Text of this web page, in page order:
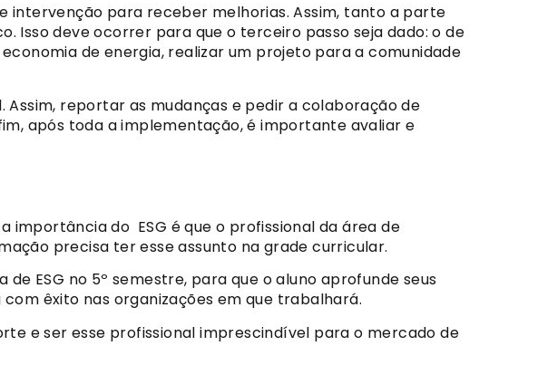
intervenção para receber melhorias. Assim, tanto a parte
Isso deve ocorrer para que o terceiro passo seja dado: o de
de energia, realizar um projeto para a comunidade
reportar as mudanças e pedir a colaboração de
após toda a implementação, é importante avaliar e
do ESG é que o profissional da área de
precisa ter esse assunto na grade curricular.
ESG no 5º semestre, para que o aluno aprofunde seus
êxito nas organizações em que trabalhará.
e ser esse profissional imprescindível para o mercado de